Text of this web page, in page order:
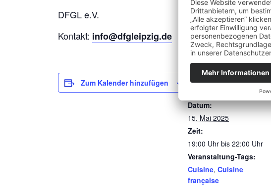
DFGL e.V.
Kontakt: info@dfgleipzig.de
Zum Kalender hinzufügen
Datum:
15. Mai 2025
Zeit:
19:00 Uhr bis 22:00 Uhr
Veranstaltung-Tags:
Cuisine, Cuisine
française